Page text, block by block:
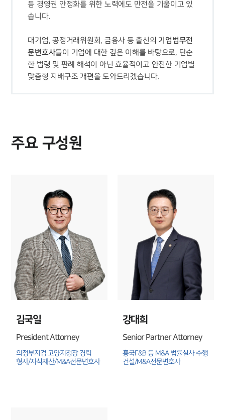
센터소개
센터소개
대륜의 강점
오시는 길
글로벌 파트너 로펌
통합검색
AI대륜
업무사례
등 경영권 안정화를 위한 노력에도 만전을 기울이고 있
대기업, 공정거래위원회, 금융사 등 출신의 기업법무전
문변호사들이 기업에 대한 깊은 이해를 바탕으로, 단순
한 법령 및 판례 해석이 아닌 효율적이고 안전한 기업별
맞춤형 지배구조 개편을 도와드리겠습니다.
주요 구성원
김국일
President Attorney
의정부지검 고양지청장 경력
형사/지식재산/M&A전문변호사
강대희
Senior Partner Attorney
흥국F&B 등 M&A 법률실사 수행
건설/M&A전문변호사